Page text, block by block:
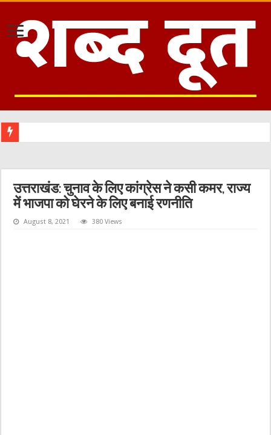
उत्तराखंड: चुनाव के लिए कांग्रेस ने कसी कमर, राज्य
में भाजपा को घेरने के लिए बनाई रणनीति
August 8, 2021 380 Views